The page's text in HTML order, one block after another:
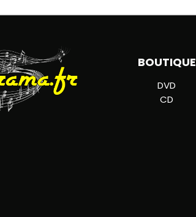
BOUTIQUE
DVD
CD